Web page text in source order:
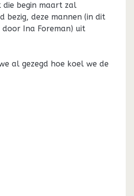
begin maart zal
bezig, deze mannen (in dit
door Ina Foreman) uit
al gezegd hoe koel we de